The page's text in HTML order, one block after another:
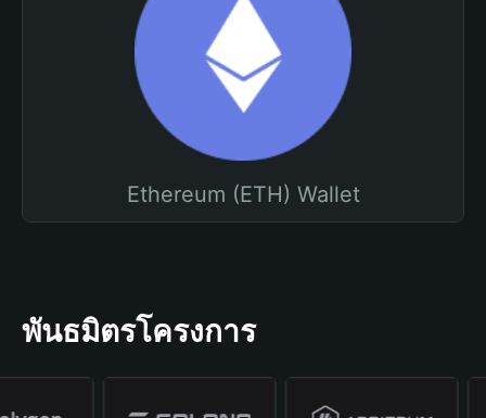
Ethereum (ETH) Wallet
พันธมิตรโครงการ